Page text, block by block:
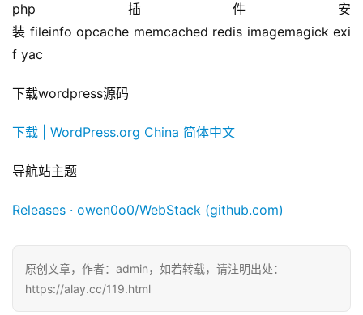
首
页
术
享
免
源
投稿
php插件安
装 fileinfo opcache memcached redis imagemagick exi
f yac
下载wordpress源码
下载 | WordPress.org China 简体中文
导航站主题
Releases · owen0o0/WebStack (github.com)
原创文章，作者：admin，如若转载，请注明出处：
https://alay.cc/119.html